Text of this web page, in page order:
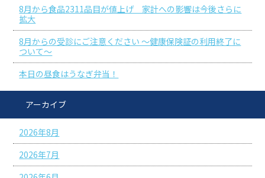
8月から食品2311品目が値上げ 家計への影響は今後さらに
拡大
8月からの受診にご注意ください ～健康保険証の利用終了に
ついて～
本日の昼食はうなぎ弁当！
アーカイブ
2026年8月
2026年7月